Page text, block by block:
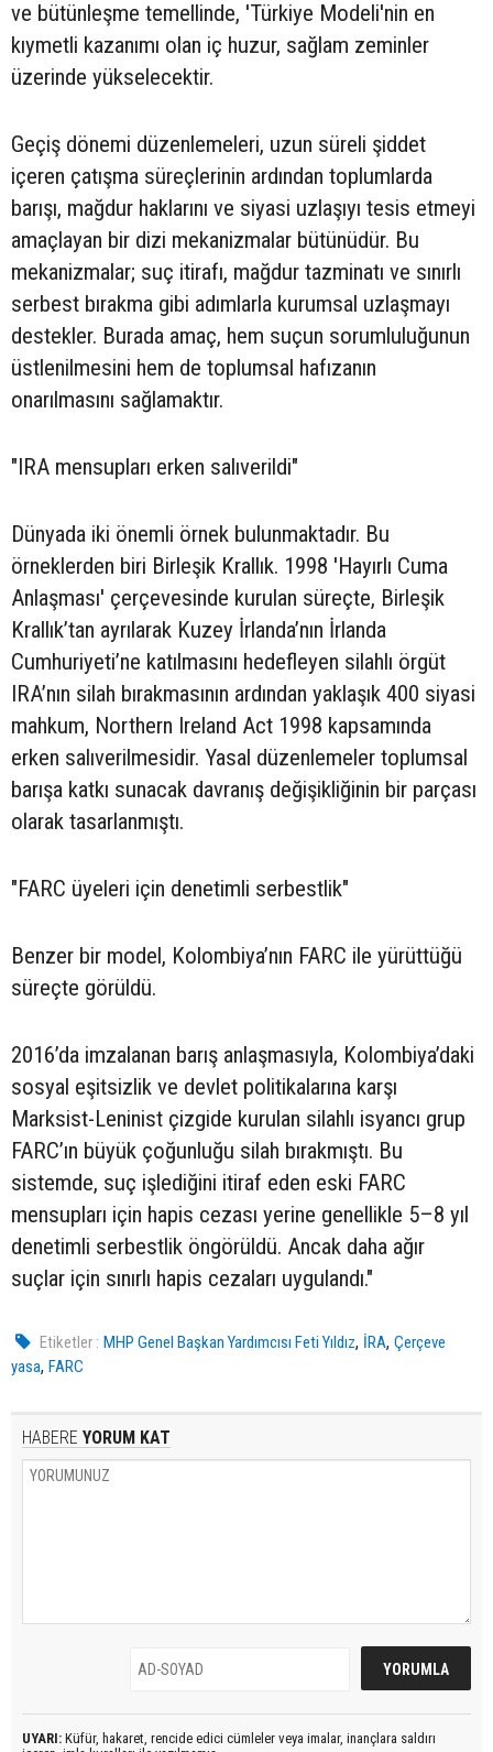
ve bütünleşme temellinde, 'Türkiye Modeli'nin en
kıymetli kazanımı olan iç huzur, sağlam zeminler
üzerinde yükselecektir.
Geçiş dönemi düzenlemeleri, uzun süreli şiddet
içeren çatışma süreçlerinin ardından toplumlarda
barışı, mağdur haklarını ve siyasi uzlaşıyı tesis etmeyi
amaçlayan bir dizi mekanizmalar bütünüdür. Bu
mekanizmalar; suç itirafı, mağdur tazminatı ve sınırlı
serbest bırakma gibi adımlarla kurumsal uzlaşmayı
destekler. Burada amaç, hem suçun sorumluluğunun
üstlenilmesini hem de toplumsal hafızanın
onarılmasını sağlamaktır.
"IRA mensupları erken salıverildi"
Dünyada iki önemli örnek bulunmaktadır. Bu
örneklerden biri Birleşik Krallık. 1998 'Hayırlı Cuma
Anlaşması' çerçevesinde kurulan süreçte, Birleşik
Krallık’tan ayrılarak Kuzey İrlanda’nın İrlanda
Cumhuriyeti’ne katılmasını hedefleyen silahlı örgüt
IRA’nın silah bırakmasının ardından yaklaşık 400 siyasi
mahkum, Northern Ireland Act 1998 kapsamında
erken salıverilmesidir. Yasal düzenlemeler toplumsal
barışa katkı sunacak davranış değişikliğinin bir parçası
olarak tasarlanmıştı.
"FARC üyeleri için denetimli serbestlik"
Benzer bir model, Kolombiya’nın FARC ile yürüttüğü
süreçte görüldü.
2016’da imzalanan barış anlaşmasıyla, Kolombiya’daki
sosyal eşitsizlik ve devlet politikalarına karşı
Marksist-Leninist çizgide kurulan silahlı isyancı grup
FARC’ın büyük çoğunluğu silah bırakmıştı. Bu
sistemde, suç işlediğini itiraf eden eski FARC
mensupları için hapis cezası yerine genellikle 5–8 yıl
denetimli serbestlik öngörüldü. Ancak daha ağır
suçlar için sınırlı hapis cezaları uygulandı."
Etiketler : MHP Genel Başkan Yardımcısı Feti Yıldız, İRA,Çerçeve
yasa, FARC
HABERE YORUM KAT
UYARI: Küfür, hakaret, rencide edici cümleler veya imalar, inançlara saldırı